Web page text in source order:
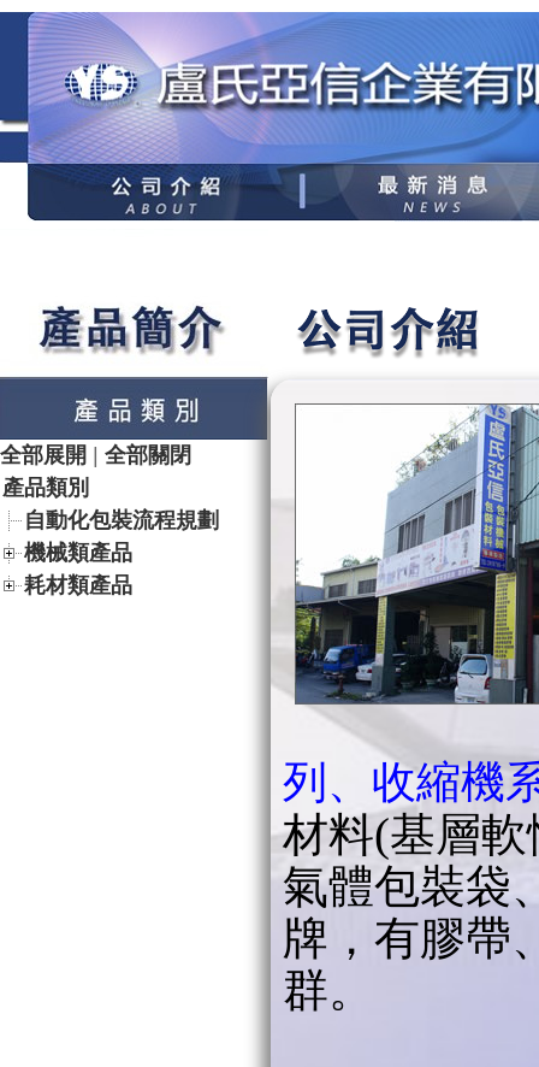
全部展開
全部關閉
產品類別
自動化包裝流程規劃
機械類產品
耗材類產品
列、收縮機
材料(基層
氣體包裝袋
牌，有膠帶
群。